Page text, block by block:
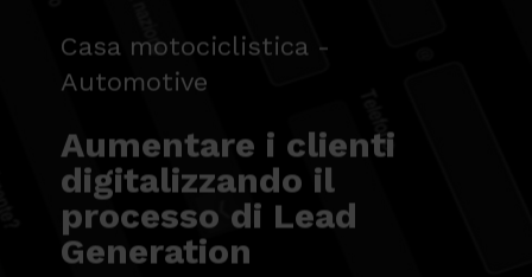
Casa motociclistica -
Automotive
Aumentare i clienti
digitalizzando il
processo di Lead
Generation